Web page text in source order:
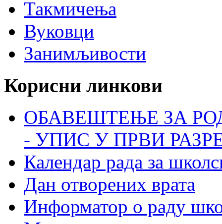
Такмичења
Вуковци
Занимљивости
Корисни линкови
ОБАВЕШТЕЊЕ ЗА
- УПИС У ПРВИ
Календар рада за
Дан отворених врата
Информатор о раду